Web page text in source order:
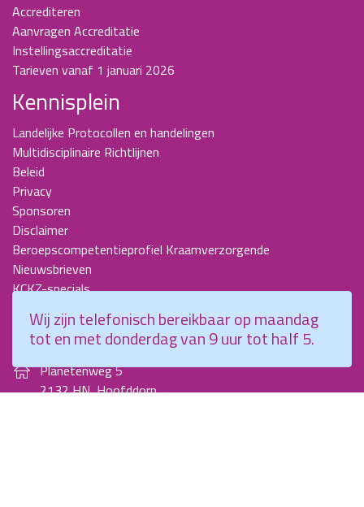
Accrediteren
Aanvragen Accreditatie
Instellingsaccreditatie
Tarieven vanaf 1 januari 2026
Kennisplein
Landelijke Protocollen en handelingen
Multidisciplinaire Richtlijnen
Beleid
Privacy
Sponsoren
Disclaimer
Beroepscompetentieprofiel Kraamverzorgende
Nieuwsbrieven
KCKZ-specials
Contact
Planetenweg 5
2132 HN, Hoofddorp
Wij zijn telefonisch bereikbaar op maandag
tot en met donderdag van 9 uur tot half 5.